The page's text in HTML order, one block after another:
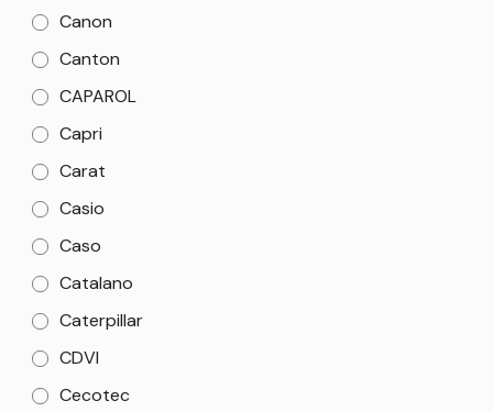
Canon
Canton
CAPAROL
Capri
Carat
Casio
Caso
Catalano
Caterpillar
CDVI
Cecotec